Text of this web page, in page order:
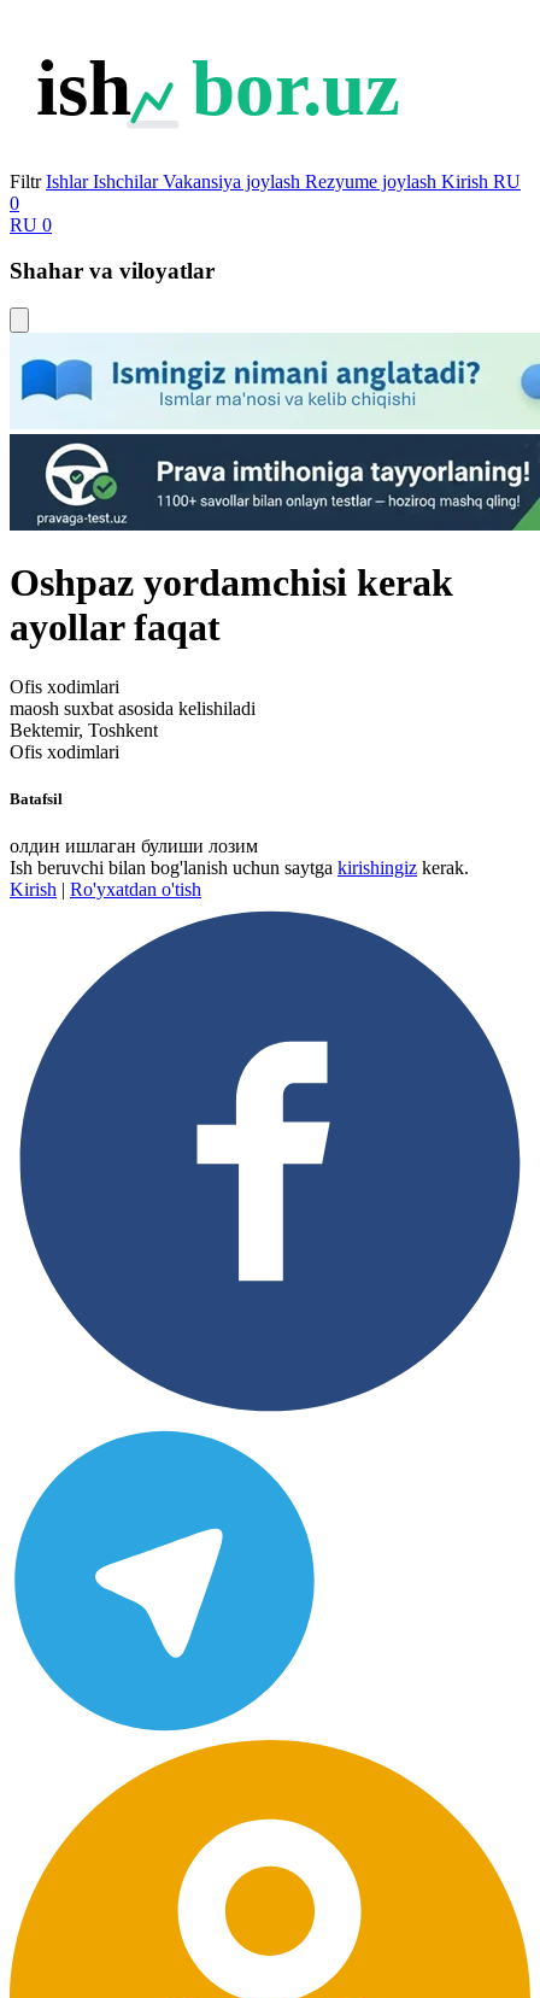
ish bor.uz
Filtr Ishlar Ishchilar Vakansiya joylash Rezyume joylash Kirish RU
0
RU 0
Shahar va viloyatlar
Oshpaz yordamchisi kerak
ayollar faqat
Ofis xodimlari
maosh suxbat asosida kelishiladi
Bektemir, Toshkent
Ofis xodimlari
Batafsil
олдин ишлаган булиши лозим
Ish beruvchi bilan bog'lanish uchun saytga kirishingiz kerak.
Kirish | Ro'yxatdan o'tish